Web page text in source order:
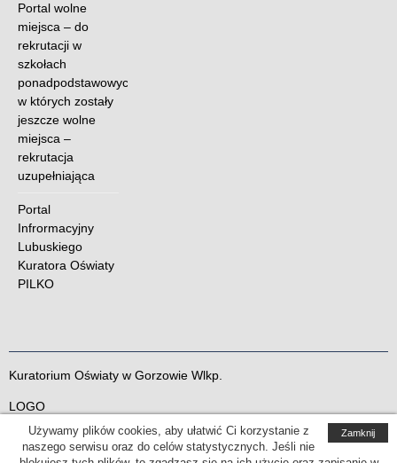
Portal wolne
miejsca – do
rekrutacji w
szkołach
ponadpodstawowych,
w których zostały
jeszcze wolne
miejsca –
rekrutacja
uzupełniająca
Portal
Infrormacyjny
Lubuskiego
Kuratora Oświaty
PILKO
Kuratorium Oświaty w Gorzowie Wlkp.
LOGO
Zapewnienie dostępności
BIP
Zamknij
Używamy plików cookies, aby ułatwić Ci korzystanie z
naszego serwisu oraz do celów statystycznych. Jeśli nie